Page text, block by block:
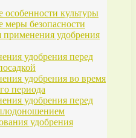
особенности культуры
меры безопасности
удобрения
удобрения перед
удобрения во время
периода
удобрения перед
удобрения